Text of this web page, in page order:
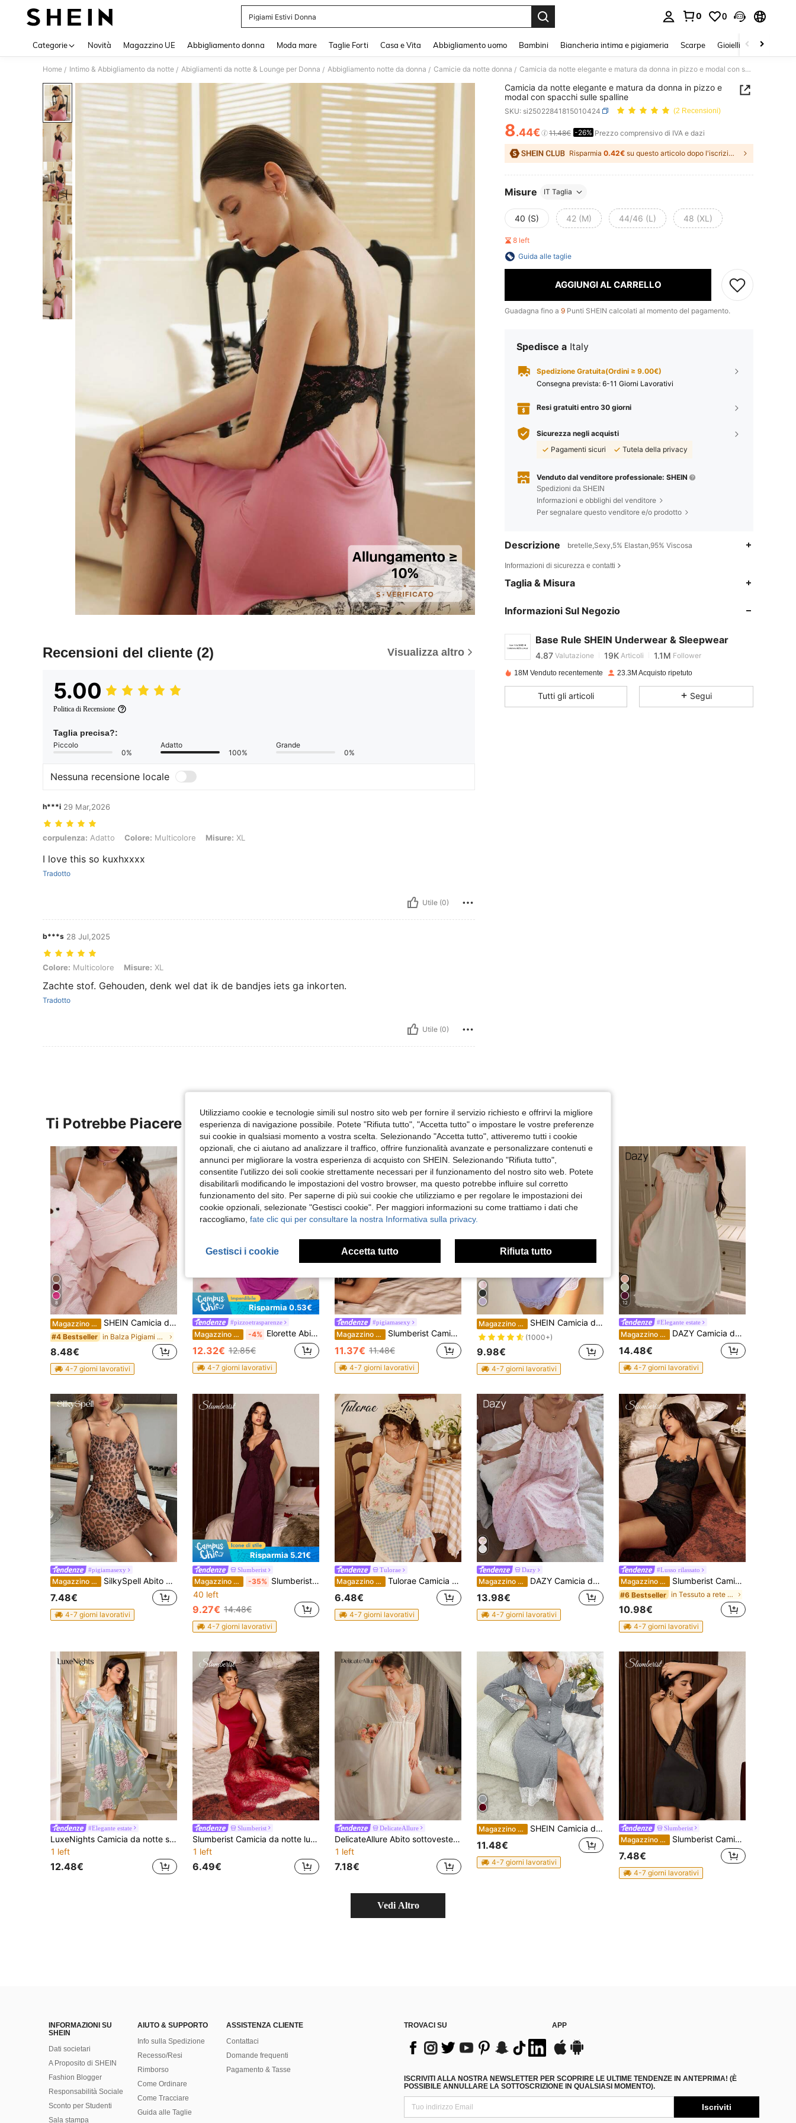
Pigiami Estivi Donna
0 0
Categorie Novità Magazzino UE Abbigliamento donna Moda mare Taglie Forti Casa e Vita Abbigliamento uomo Bambini Biancheria intima e pigiameria Scarpe Gioielli E Accessori
Home / Intimo & Abbigliamento da notte / Abigliamenti da notte & Lounge per Donna / Abbigliamento notte da donna / Camicie da notte donna / Camicia da notte elegante e matura da donna in pizzo e modal con spacchi sulle spalline
Recensioni del cliente (2) Visualizza altro
5.00
Politica di Recensione
Taglia precisa?:
Piccolo
0%
Adatto
100%
Grande
0%
Nessuna recensione locale
h***i 29 Mar,2026
corpulenza: Adatto, Colore: Multicolore, Misure: XL
corpulenza: Adatto Colore: Multicolore Misure: XL
I love this so kuxhxxxx
Tradotto
Utile (0)
b***s 28 Jul,2025
Colore: Multicolore, Misure: XL
Colore: Multicolore Misure: XL
Zachte stof. Gehouden, denk wel dat ik de bandjes iets ga inkorten.
Tradotto
Utile (0)
Camicia da notte elegante e matura da donna in pizzo e
modal con spacchi sulle spalline
SKU: si25022841815010424 (2 Recensioni)
PRICE AND AVAILABILITY
8.44€ 11.48€ -26% Prezzo comprensivo di IVA e dazi
Risparmia 0.42€ su questo articolo dopo l'iscrizione.
Misure IT Taglia
40 (S) 42 (M) 44/46 (L) 48 (XL)
8 left
Guida alle taglie
AGGIUNGI AL CARRELLO
Guadagna fino a 9 Punti SHEIN calcolati al momento del pagamento.
Spedisce a Italy
Spedizione Gratuita(Ordini ≥ 9.00€)
Consegna prevista: 6-11 Giorni Lavorativi
Resi gratuiti entro 30 giorni
Sicurezza negli acquisti
Pagamenti sicuri
Tutela della privacy
Venduto dal venditore professionale: SHEIN
Spedizioni da SHEIN
Informazioni e obblighi del venditore
Per segnalare questo venditore e/o prodotto
Descrizione bretelle,Sexy,5% Elastan,95% Viscosa
Informazioni di sicurezza e contatti
Taglia & Misura
Informazioni Sul Negozio
Base Rule SHEIN Underwear & Sleepwear
4.87
4.87 Valutazione 19K Articoli 1.1M Follower
4.87 19K 1.1M
18M Venduto recentemente 23.3M Acquisto ripetuto
Tutti gli articoli Segui
Ti Potrebbe Piacere
8
Magazzino EU SHEIN Camicia da notte da donna con inserti in pizzo e pieghe, dolce e sexy
#4 Bestseller in Balza Pigiami da donna
8.48€
4-7 giorni lavorativi
Risparmia 0.53€
#pizzoetrasparenze
Magazzino EU -4% Elorette Abito sexy in lingerie da donna in tinta unita
12.32€ 12.85€
4-7 giorni lavorativi
#pigiamasexy
Magazzino EU Slumberist Camicia da notte aderente con spacco alto e inserti in pizzo asimmetrici
11.37€ 11.48€
4-7 giorni lavorativi
Magazzino EU SHEIN Camicia da notte estiva da donna con fiocco floreale in tulle a bretelline
(1000+)
9.98€
4-7 giorni lavorativi
12
#Elegante estate
Magazzino EU DAZY Camicia da notte leggera e dolce con volant in rete per donne, abbigliamento da pigiama per il ritorno a scuola
14.48€
4-7 giorni lavorativi
#pigiamasexy
Magazzino EU SilkySpell Abito da notte stampa leopardo con scollatura a drappeggio e spalline scoperte per donne, vestito per la casa trasparente con decorazioni vuote
7.48€
4-7 giorni lavorativi
Risparmia 5.21€
Slumberist
Magazzino EU -35% Slumberist Camicia da notte lunga da donna con bordo in pizzo, gonna a patchwork a doppio strato e maniche corte
40 left
9.27€ 14.48€
4-7 giorni lavorativi
Tulorae
Magazzino EU Tulorae Camicia da notte da donna romantica con pizzo, patchwork a fiori minuti e plaid blu e bianco, con vita traforata
6.48€
4-7 giorni lavorativi
Dazy
Magazzino EU DAZY Camicia da notte con canotta in pizzo a strati con volant floreale dolce per pigiama da donna
13.98€
4-7 giorni lavorativi
#Lusso rilassato
Magazzino EU Slumberist Camicia da notte corta aderente da donna in rete e pizzo, sexy e trasparente, con vita stretta e spalline sottili
#6 Bestseller in Tessuto a rete Abiti da notte da donna
10.98€
4-7 giorni lavorativi
#Elegante estate
LuxeNights Camicia da notte sexy da donna in stile retrò francese, in raso con stampa floreale, patchwork in pizzo, colletto quadrato, maniche a palloncino e vita alta
1 left
12.48€
Slumberist
Slumberist Camicia da notte lunga in pizzo e rete, delicata con cinturino a catena, di colore rosso vino, sexy e matura, per donne
1 left
6.49€
DelicateAllure
DelicateAllure Abito sottoveste sexy in pizzo e rete per donne
1 left
7.18€
Magazzino EU SHEIN Camicia da notte da donna con inserti in pizzo, balze e maniche lunghe, romantica, dettagli accoglienti ed eleganti, adatta per l'autunno e l'inverno
11.48€
4-7 giorni lavorativi
Slumberist
Magazzino EU Slumberist Camicia da notte in pizzo francese traslucido con inserti, abbigliamento da notte leggero estivo per donna
7.48€
4-7 giorni lavorativi
Vedi Altro
INFORMAZIONI SU
SHEIN
Dati societari
A Proposito di SHEIN
Fashion Blogger
Responsabilità Sociale
Sconto per Studenti
Sala stampa
AIUTO & SUPPORTO
Info sulla Spedizione
Recesso/Resi
Rimborso
Come Ordinare
Come Tracciare
Guida alle Taglie
ASSISTENZA CLIENTE
Contattaci
Domande frequenti
Pagamento & Tasse
TROVACI SU APP
ISCRIVITI ALLA NOSTRA NEWSLETTER PER SCOPRIRE LE ULTIME TENDENZE IN ANTEPRIMA! (È
POSSIBILE ANNULLARE LA SOTTOSCRIZIONE IN QUALSIASI MOMENTO).
Iscriviti
Utilizziamo cookie e tecnologie simili sul nostro sito web per fornire il servizio richiesto e offrirvi la migliore
esperienza di navigazione possibile. Potete "Rifiuta tutto", "Accetta tutto" o impostare le vostre preferenze
sui cookie in qualsiasi momento a vostra scelta. Selezionando "Accetta tutto", attiveremo tutti i cookie
opzionali, che ci aiutano ad analizzare il traffico, offrire funzionalità avanzate e personalizzare contenuti e
annunci per migliorare la vostra esperienza di acquisto con SHEIN. Selezionando "Rifiuta tutto",
consentite l'utilizzo dei soli cookie strettamente necessari per il funzionamento del nostro sito web. Potete
disabilitarli modificando le impostazioni del vostro browser, ma questo potrebbe influire sul corretto
funzionamento del sito. Per saperne di più sui cookie che utilizziamo e per regolare le impostazioni dei
cookie opzionali, selezionate "Gestisci cookie". Per maggiori informazioni su come trattiamo i dati che
raccogliamo, fate clic qui per consultare la nostra Informativa sulla privacy.
Gestisci i cookie Accetta tutto Rifiuta tutto